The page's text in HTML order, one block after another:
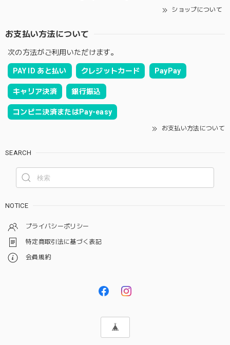
ショップについて
お支払い方法について
次の方法がご利用いただけます。
PAY ID あと払い クレジットカード PayPay
キャリア決済 銀行振込
コンビニ決済またはPay-easy
お支払い方法について
SEARCH
NOTICE
プライバシーポリシー
特定商取引法に基づく表記
会員規約